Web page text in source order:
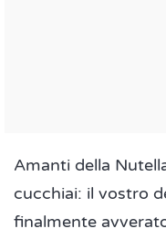
Amanti della
cucchiai: il vostro
finalmente